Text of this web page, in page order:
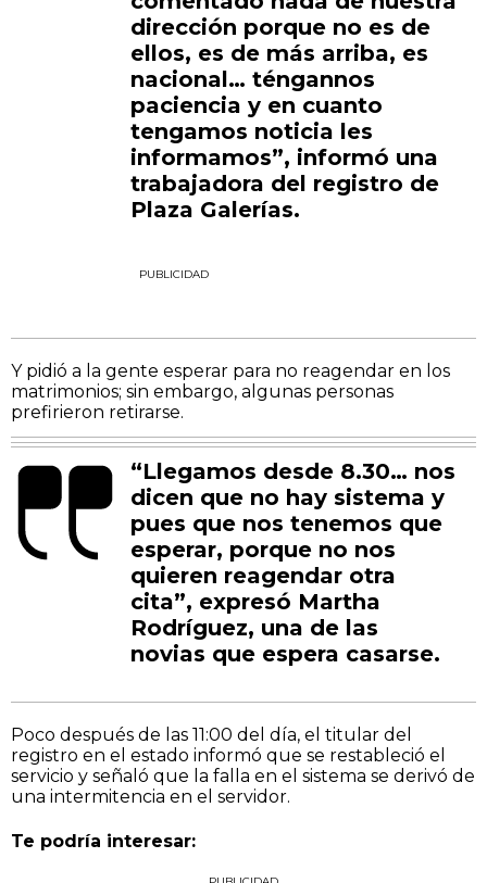
dirección porque no es de
ellos, es de más arriba, es
nacional… téngannos
paciencia y en cuanto
tengamos noticia les
informamos”, informó una
trabajadora del registro de
Plaza Galerías.
PUBLICIDAD
Y pidió a la gente esperar para no reagendar en los
matrimonios; sin embargo, algunas personas
prefirieron retirarse.
“Llegamos desde 8.30… nos
dicen que no hay sistema y
pues que nos tenemos que
esperar, porque no nos
quieren reagendar otra
cita”, expresó Martha
Rodríguez, una de las
novias que espera casarse.
Poco después de las 11:00 del día, el titular del
registro en el estado informó que se restableció el
servicio y señaló que la falla en el sistema se derivó de
una intermitencia en el servidor.
Te podría interesar: